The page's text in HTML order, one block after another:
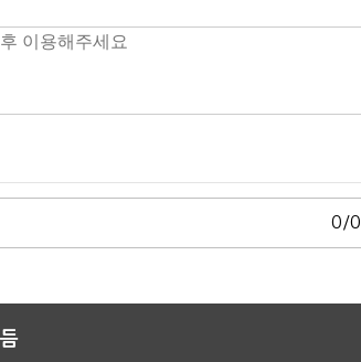
0/0